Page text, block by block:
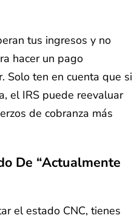
tus ingresos y no
hacer un pago
Solo ten en cuenta que si
el IRS puede reevaluar
de cobranza más
De “Actualmente
el estado CNC, tienes